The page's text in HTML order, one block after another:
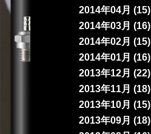
2014年04月 (15)
2014年03月 (16)
2014年02月 (15)
2014年01月 (16)
2013年12月 (22)
2013年11月 (18)
2013年10月 (15)
2013年09月 (18)